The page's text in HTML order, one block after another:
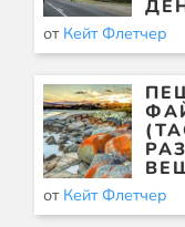
от Кейт Флетчер
от Кейт Флетчер